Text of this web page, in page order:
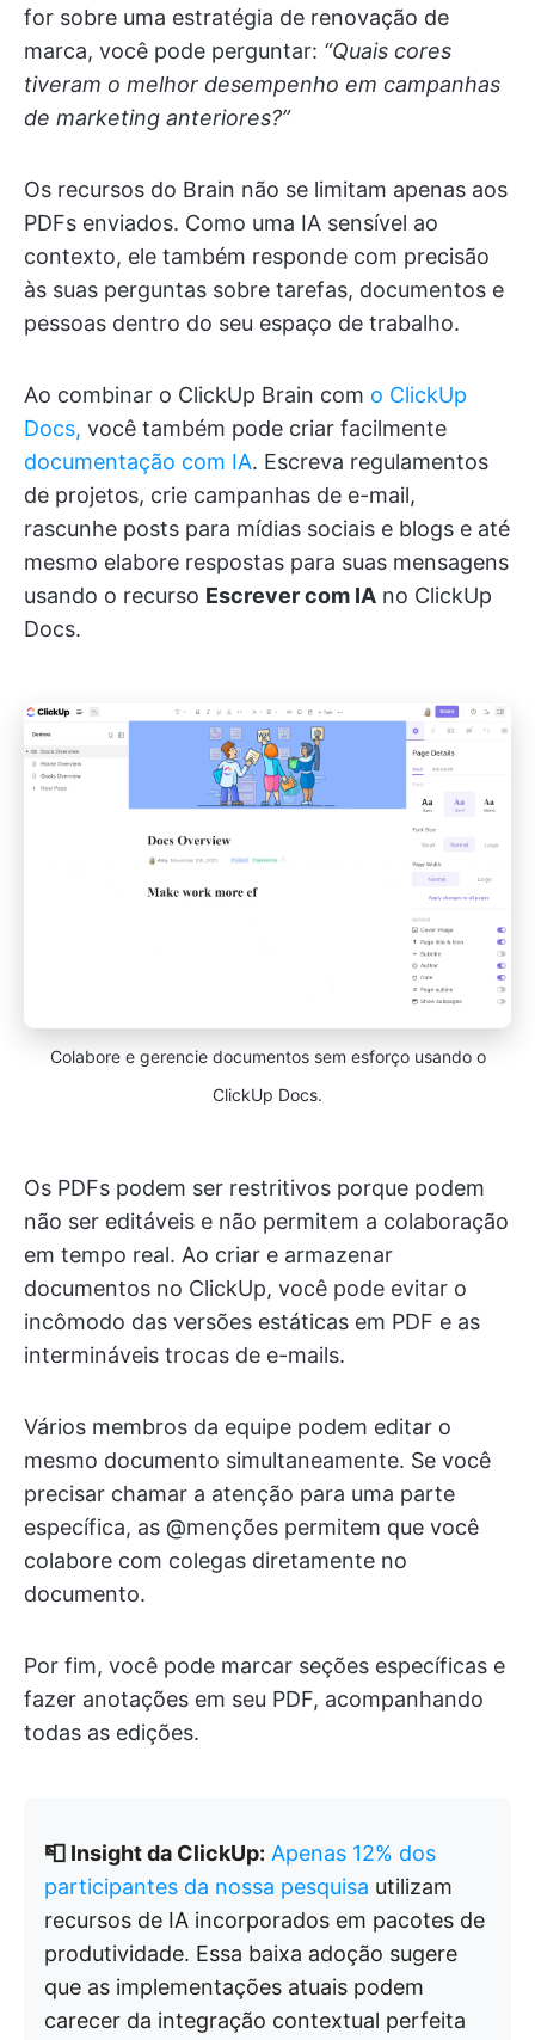
for sobre uma estratégia de renovação de
marca, você pode perguntar: “Quais cores
tiveram o melhor desempenho em campanhas
de marketing anteriores?”
Os recursos do Brain não se limitam apenas aos
PDFs enviados. Como uma IA sensível ao
contexto, ele também responde com precisão
às suas perguntas sobre tarefas, documentos e
pessoas dentro do seu espaço de trabalho.
Ao combinar o ClickUp Brain com o ClickUp
Docs, você também pode criar facilmente
documentação com IA. Escreva regulamentos
de projetos, crie campanhas de e-mail,
rascunhe posts para mídias sociais e blogs e até
mesmo elabore respostas para suas mensagens
usando o recurso Escrever com IA no ClickUp
Docs.
Colabore e gerencie documentos sem esforço usando o
ClickUp Docs.
Os PDFs podem ser restritivos porque podem
não ser editáveis e não permitem a colaboração
em tempo real. Ao criar e armazenar
documentos no ClickUp, você pode evitar o
incômodo das versões estáticas em PDF e as
intermináveis trocas de e-mails.
Vários membros da equipe podem editar o
mesmo documento simultaneamente. Se você
precisar chamar a atenção para uma parte
específica, as @menções permitem que você
colabore com colegas diretamente no
documento.
Por fim, você pode marcar seções específicas e
fazer anotações em seu PDF, acompanhando
todas as edições.
📮 Insight da ClickUp: Apenas 12% dos
participantes da nossa pesquisa utilizam
recursos de IA incorporados em pacotes de
produtividade. Essa baixa adoção sugere
que as implementações atuais podem
carecer da integração contextual perfeita